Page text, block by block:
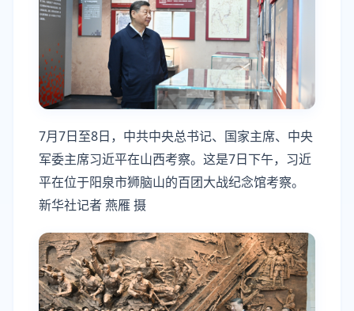
7月7日至8日，中共中央总书记、国家主席、中央
军委主席习近平在山西考察。这是7日下午，习近
平在位于阳泉市狮脑山的百团大战纪念馆考察。
新华社记者 燕雁 摄